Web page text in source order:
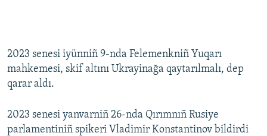
2023 senesi iyünniñ 9-nda Felemenkniñ Yuqarı
mahkemesi, skif altını Ukrayinağa qaytarılmalı, dep
qarar aldı.
2023 senesi yanvarniñ 26-nda Qırımnıñ Rusiye
parlamentiniñ spikeri Vladimir Konstantinov bildirdi